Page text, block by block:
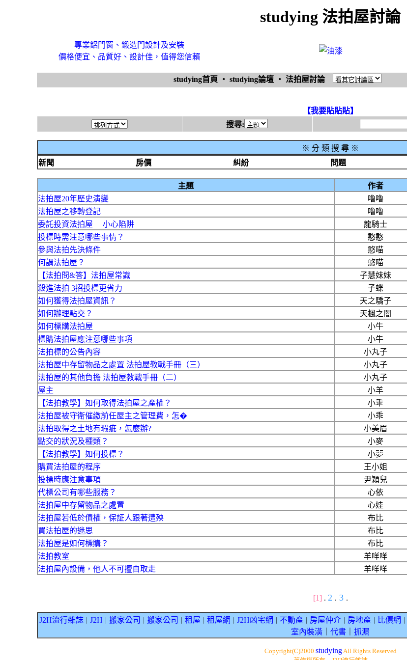
studying 法拍屋討論
專業鋁門窗、鍛造門設計及安裝
價格便宜、品質好、設計佳，值得您信賴
studying首頁 ‧ studying論壇 ‧ 法拍屋討論
【我要貼貼貼】
搜尋:
※ 分 類 搜 尋 ※
新聞
房價 糾紛 問題
主題 作者
法拍屋20年歷史演變
嚕嚕
法拍屋之移轉登記 嚕嚕
委託投資法拍屋 小心陷阱 龍騎士
投標時需注意哪些事情？ 憨憨
參與法拍先決條件 憨喵
何謂法拍屋？ 憨喵
【法拍問&答】法拍屋常識 子慧妹妹
殺進法拍 3招投標更省力 子蝶
如何獲得法拍屋資訊？ 天之驕子
如何辦理點交？ 天楓之闇
如何標購法拍屋 小牛
標購法拍屋應注意哪些事項 小牛
法拍標的公告內容 小丸子
法拍屋中存留物品之處置 法拍屋教戰手冊（三） 小丸子
法拍屋的其他負擔 法拍屋教戰手冊（二） 小丸子
屋主 小羊
【法拍教學】如何取得法拍屋之產權？ 小乖
法拍屋被守衛催繳前任屋主之管理費，怎� 小乖
法拍取得之土地有瑕疵，怎麼辦? 小美眉
點交的狀況及種類？ 小麥
【法拍教學】如何投標？ 小夢
購買法拍屋的程序 王小姐
投標時應注意事項 尹穎兒
代標公司有哪些服務？ 心依
法拍屋中存留物品之處置 心娃
法拍屋若低於債權，保証人跟著遭殃 布比
買法拍屋的迷思 布比
法拍屋是如何標購？ 布比
法拍教室 羊咩咩
法拍屋內設備，他人不可擅自取走 羊咩咩
[1] . 2 . 3 .
J2H流行雜誌｜ J2H 搬家公司 搬家公司 租屋 租屋網 J2H凶宅網 不動產｜ 房屋仲介｜ 房地產｜ 比價網
室內裝潢
代書 抓漏
Copyright(C)2000 studyingAll Rights Reserved